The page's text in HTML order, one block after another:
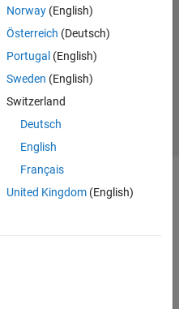
Norway(English)
Österreich (Deutsch)
Portugal (English)
Sweden (English)
Switzerland
Deutsch
English
Français
United Kingdom(English)
sulla privacy
Contatti